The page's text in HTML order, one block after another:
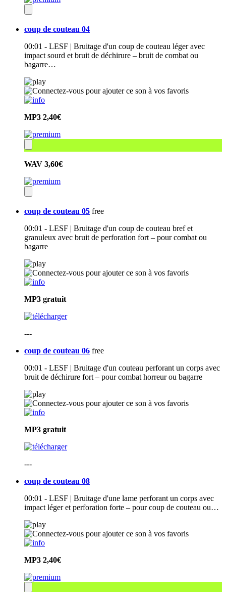
coup de couteau 04
00:01 - LESF | Bruitage d'un coup de couteau léger avec
impact sourd et bruit de déchirure – bruit de combat ou
bagarre…
MP3 2,40€
WAV 3,60€
coup de couteau 05 free
00:01 - LESF | Bruitage d'un coup de couteau bref et
granuleux avec bruit de perforation fort – pour combat ou
bagarre
MP3 gratuit
---
coup de couteau 06 free
00:01 - LESF | Bruitage d'un couteau perforant un corps avec
bruit de déchirure fort – pour combat horreur ou bagarre
MP3 gratuit
---
coup de couteau 08
00:01 - LESF | Bruitage d'une lame perforant un corps avec
impact léger et perforation forte – pour coup de couteau ou…
MP3 2,40€